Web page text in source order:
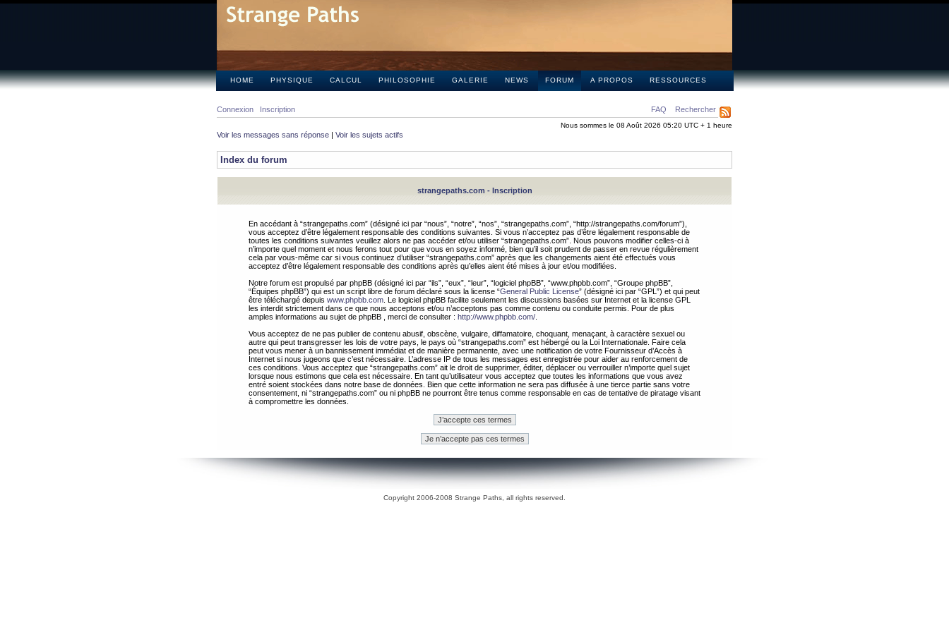
HOME PHYSIQUE CALCUL PHILOSOPHIE GALERIE NEWS FORUM A PROPOS RESSOURCES
FAQ Rechercher
Connexion Inscription
Nous sommes le 08 Août 2026 05:20 UTC + 1 heure
Voir les messages sans réponse | Voir les sujets actifs
Index du forum
strangepaths.com - Inscription
En accédant à “strangepaths.com” (désigné ici par “nous”, “notre”, “nos”, “strangepaths.com”, “http://strangepaths.com/forum”),
vous acceptez d’être légalement responsable des conditions suivantes. Si vous n’acceptez pas d’être légalement responsable de
toutes les conditions suivantes veuillez alors ne pas accéder et/ou utiliser “strangepaths.com”. Nous pouvons modifier celles-ci à
n’importe quel moment et nous ferons tout pour que vous en soyez informé, bien qu’il soit prudent de passer en revue régulièrement
cela par vous-même car si vous continuez d’utiliser “strangepaths.com” après que les changements aient été effectués vous
acceptez d’être légalement responsable des conditions après qu’elles aient été mises à jour et/ou modifiées.
Notre forum est propulsé par phpBB (désigné ici par “ils”, “eux”, “leur”, “logiciel phpBB”, “www.phpbb.com”, “Groupe phpBB”,
“Équipes phpBB”) qui est un script libre de forum déclaré sous la license “General Public License” (désigné ici par “GPL”) et qui peut
être téléchargé depuis www.phpbb.com . Le logiciel phpBB facilite seulement les discussions basées sur Internet et la license GPL
les interdit strictement dans ce que nous acceptons et/ou n’acceptons pas comme contenu ou conduite permis. Pour de plus
amples informations au sujet de phpBB , merci de consulter : http://www.phpbb.com/
Vous acceptez de ne pas publier de contenu abusif, obscène, vulgaire, diffamatoire, choquant, menaçant, à caractère sexuel ou
autre qui peut transgresser les lois de votre pays, le pays où “strangepaths.com” est hébergé ou la Loi Internationale. Faire cela
peut vous mener à un bannissement immédiat et de manière permanente, avec une notification de votre Fournisseur d’Accès à
Internet si nous jugeons que c’est nécessaire. L’adresse IP de tous les messages est enregistrée pour aider au renforcement de
ces conditions. Vous acceptez que “strangepaths.com” ait le droit de supprimer, éditer, déplacer ou verrouiller n’importe quel sujet
lorsque nous estimons que cela est nécessaire. En tant qu’utilisateur vous acceptez que toutes les informations que vous avez
entré soient stockées dans notre base de données. Bien que cette information ne sera pas diffusée à une tierce partie sans votre
consentement, ni “strangepaths.com” ou ni phpBB ne pourront être tenus comme responsable en cas de tentative de piratage visant
à compromettre les données.
Copyright 2006-2008 Strange Paths, all rights reserved.